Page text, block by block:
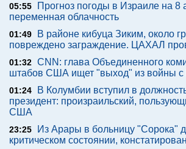
05:55
Прогноз погоды в Израиле на 8
переменная облачность
01:49
В районе кибуца Зиким, около
повреждено заграждение. ЦАХАЛ
01:32 CNN: глава Объединенного
штабов США ищет "выход" из войны
01:24
В Колумбии вступил в
президент: произраильский,
США
23:25
Из Арары в больницу "Сорока"
критическом состоянии,